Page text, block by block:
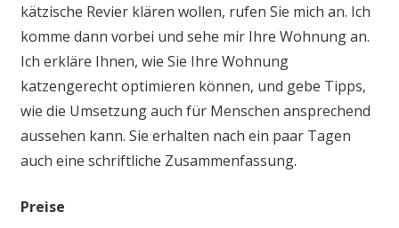
kätzische Revier klären wollen, rufen Sie mich an. Ich
komme dann vorbei und sehe mir Ihre Wohnung an.
Ich erkläre Ihnen, wie Sie Ihre Wohnung
katzengerecht optimieren können, und gebe Tipps,
wie die Umsetzung auch für Menschen ansprechend
aussehen kann. Sie erhalten nach ein paar Tagen
auch eine schriftliche Zusammenfassung.
Preise